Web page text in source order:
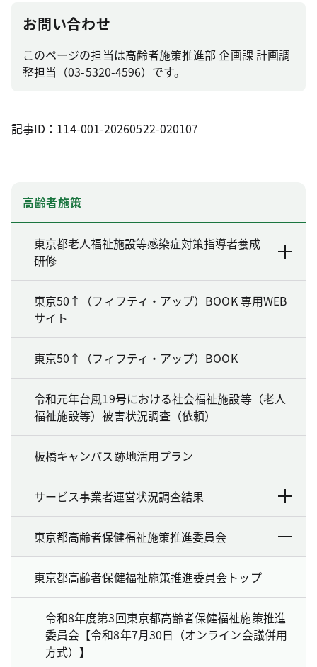
お問い合わせ
このページの担当は高齢者施策推進部 企画課 計画調
整担当（03-5320-4596）です。
記事ID：114-001-20260522-020107
高齢者施策
東京都老人福祉施設等感染症対策指導者養成
研修
東京50↑（フィフティ・アップ）BOOK 専用WEB
サイト
東京50↑（フィフティ・アップ）BOOK
令和元年台風19号における社会福祉施設等（老人
福祉施設等）被害状況調査（依頼）
板橋キャンパス跡地活用プラン
サービス事業者運営状況調査結果
東京都高齢者保健福祉施策推進委員会
東京都高齢者保健福祉施策推進委員会トップ
令和8年度第3回東京都高齢者保健福祉施策推進
委員会【令和8年7月30日（オンライン会議併用
方式）】